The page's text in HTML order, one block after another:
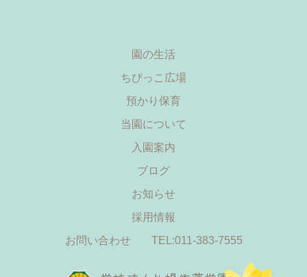
園の生活
ちびっこ広場
預かり保育
当園について
入園案内
ブログ
お知らせ
採用情報
お問い合わせ
TEL:011-383-7555